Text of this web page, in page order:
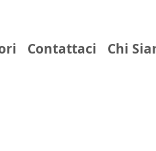
Contattaci Chi